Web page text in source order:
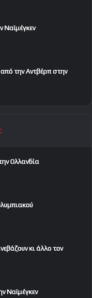
Ναϊμέγκεν
την Αντβέρπ στην
Ολλανδία
κι άλλο τον
Ναϊμέγκεν